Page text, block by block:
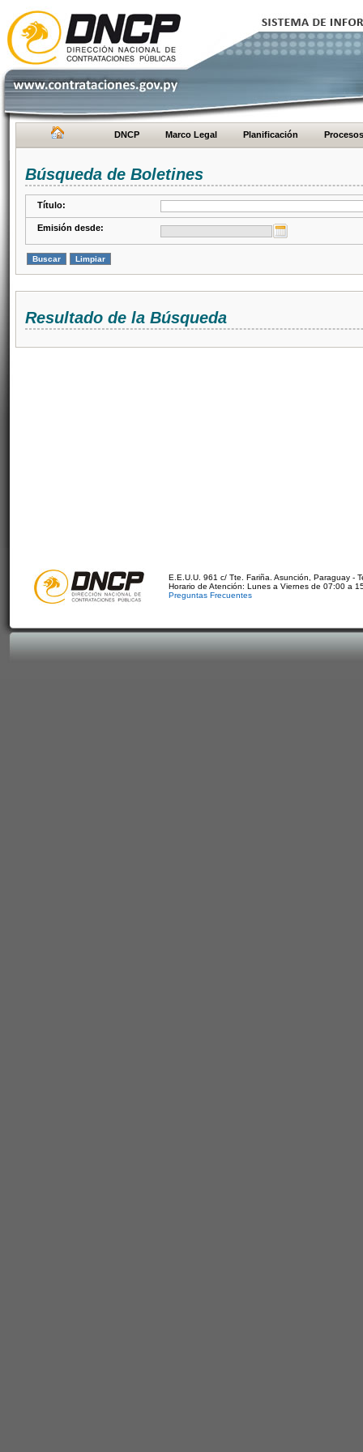
DNCP Marco Legal Planificación Procesos
Búsqueda de Boletines
Título:
Emisión desde:
Resultado de la Búsqueda
E.E.U.U. 961 c/ Tte. Fariña. Asunción, Paraguay -
Horario de Atención: Lunes a Viernes de 07:00 a
Preguntas Frecuentes